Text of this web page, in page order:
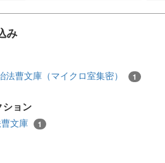
み
法曹文庫（マイクロ室集密） 1
ション
文庫 1